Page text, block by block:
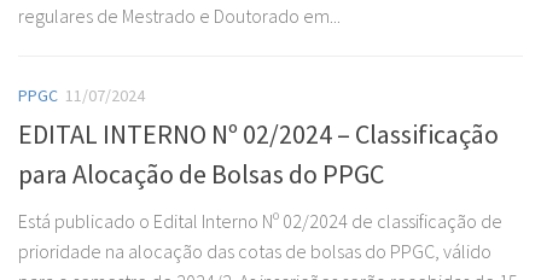
regulares de Mestrado e Doutorado em...
PPGC 11/07/2024
EDITAL INTERNO Nº 02/2024 – Classificação
para Alocação de Bolsas do PPGC
Está publicado o Edital Interno Nº 02/2024 de classificação de
prioridade na alocação das cotas de bolsas do PPGC, válido